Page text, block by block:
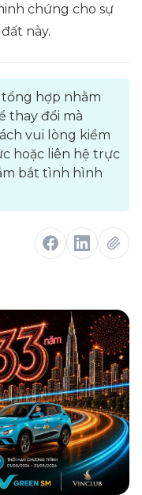
chứng cho sự
này.
hợp nhằm
thay đổi mà
vui lòng kiểm
hoặc liên hệ trực
bắt tình hình